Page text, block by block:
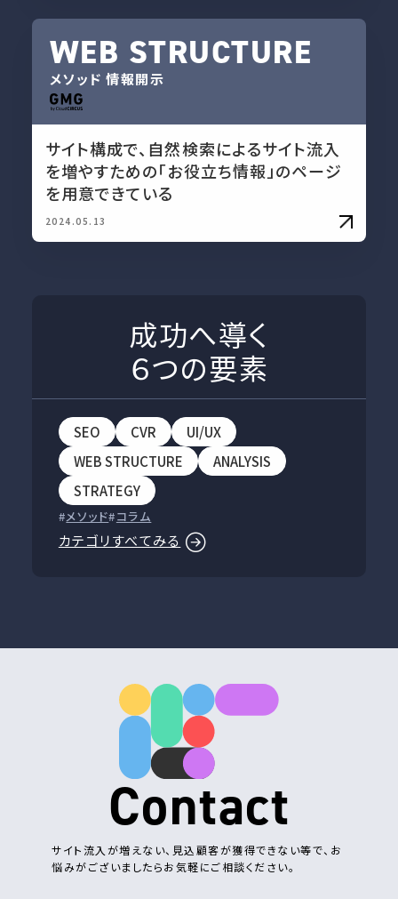
WEB STRUCTURE
メソッド 情報開示
サイト構成で、自然検索によるサイト流入
を増やすための「お役立ち情報」のページ
を用意できている
2024.05.13
成功へ導く
６つの要素
SEO CVR
UI/UX
WEB STRUCTURE
ANALYSIS
STRATEGY
メソッド コラム
カテゴリすべてみる
Contact
サイト流入が増えない、見込顧客が獲得できない等で、お
悩みがございましたらお気軽にご相談ください。